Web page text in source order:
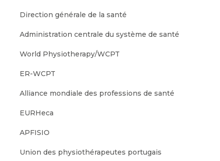
Direction générale de la santé
Administration centrale du système de santé
World Physiotherapy/WCPT
ER-WCPT
Alliance mondiale des professions de santé
EURHeca
APFISIO
Union des physiothérapeutes portugais